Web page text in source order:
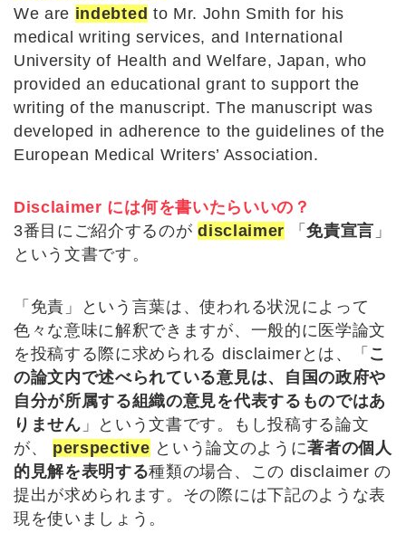
We are indebted to Mr. John Smith for his
medical writing services, and International
University of Health and Welfare, Japan, who
provided an educational grant to support the
writing of the manuscript. The manuscript was
developed in adherence to the guidelines of the
European Medical Writers’ Association.
Disclaimer には何を書いたらいいの？
3番目にご紹介するのがdisclaimer 「免責宣言 」
という文書です。
「免責」という言葉は、使われる状況によって
色々な意味に解釈できますが、一般的に医学論文
を投稿する際に求められる disclaimerとは、「 こ
の論文内で述べられている意見は、自国の政府や
自分が所属する組織の意見を代表するものではあ
りません 」という文書です。もし投稿する論文
が、 perspective という論文のように著者の個人
的見解を表明する種類の場合、この disclaimer の
提出が求められます。その際には下記のような表
現を使いましょう。